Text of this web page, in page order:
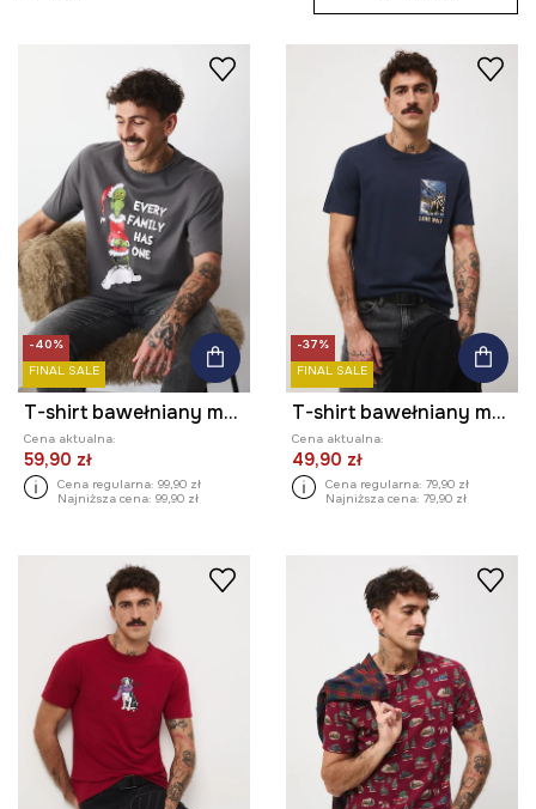
-40%
FINAL SALE
T-shirt bawełniany męski Grinch
Cena aktualna:
59,90 zł
Cena regularna: 99,90 zł
Najniższa cena: 99,90 zł
-37%
FINAL SALE
T-shirt bawełniany męski z ozdobną naszywką
Cena aktualna:
49,90 zł
Cena regularna: 79,90 zł
Najniższa cena: 79,90 zł